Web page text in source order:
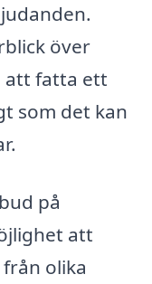
över
att fatta ett
som det kan
på
att
olika